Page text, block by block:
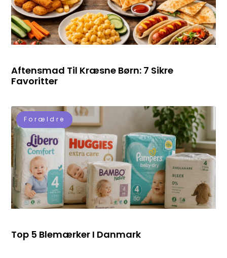
Aftensmad Til Kræsne Børn: 7 Sikre
Favoritter
Forældre
Top 5 Blemærker I Danmark